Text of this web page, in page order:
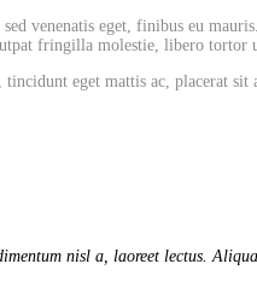
venenatis eget, finibus eu
fringilla molestie, libero tortor
eget mattis ac, placerat
nisl a, laoreet lectus.